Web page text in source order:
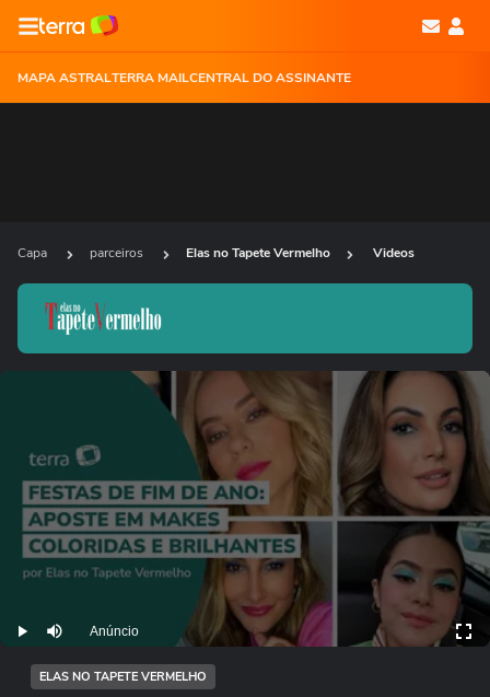
MAPA ASTRALTERRA MAILCENTRAL DO ASSINANTE
Capa parceiros Elas no Tapete Vermelho Videos
Play Mutar Anúncio
ELAS NO TAPETE VERMELHO